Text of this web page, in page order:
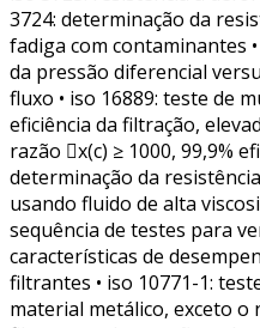
3724: determinação da
fadiga com contaminantes
da pressão diferencial
fluxo • iso 16889: teste de
eficiência da filtração,
razão x(c) ≥ 1000, 99,9%
determinação da
usando fluido de alta
sequência de testes para
características de
filtrantes • iso 10771-1:
material metálico, exceto o